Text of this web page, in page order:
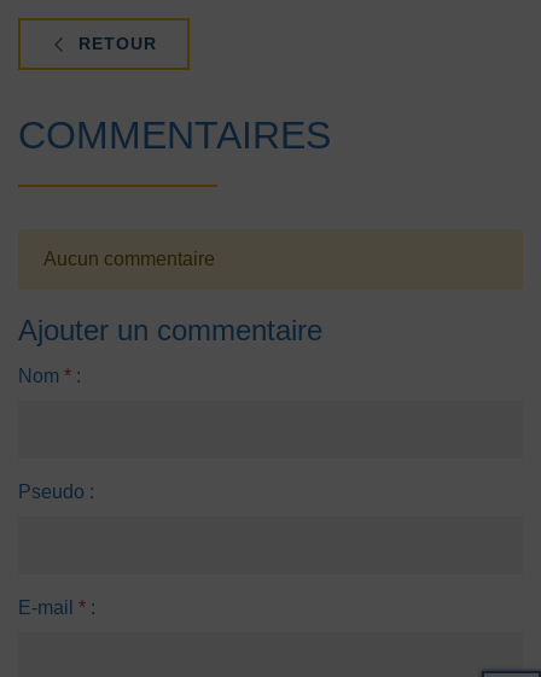
RETOUR
COMMENTAIRES
Aucun commentaire
Ajouter un commentaire
Nom * :
Pseudo :
E-mail * :